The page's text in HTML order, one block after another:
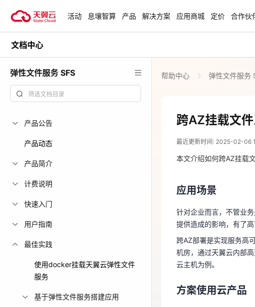
试用，产品折扣等，助您降本增
安全隔离版
企业出海解决方案
助力您的业务扬帆出海，
爆款云主机全场特惠，2
免费活动
免费试用中心
活动 息壤智算 产品 解决方案 应用商城 定价 合作伙
文档中心
弹性文件服务 SFS
产品公告
产品动态
产品简介
计费说明
快速入门
用户指南
最佳实践
使用docker挂载天翼云弹性文件
服务
基于弹性文件服务搭建应用
帮助中心 弹性文件服务
跨AZ挂载文
最近更新时间: 2025-02-06
2025-02-06
应用场景
提供造成的影响，有了
机房，通过天翼云内部
云主机为例。
方案使用云产品
本文介绍如何跨AZ挂载文
应用场景
针对企业而言，不管业
提供造成的影响，有了高
跨AZ部署是实现服务高
机房，通过天翼云内部
云主机为例。
方案使用云产品